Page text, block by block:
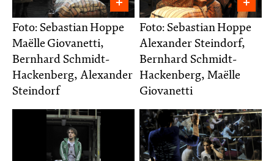
Foto: Sebastian Hoppe
Maëlle Giovanetti,
Bernhard Schmidt-
Hackenberg, Alexander
Steindorf
Foto: Sebastian Hoppe
Alexander Steindorf,
Bernhard Schmidt-
Hackenberg, Maëlle
Giovanetti